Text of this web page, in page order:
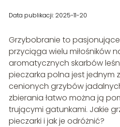
Data publikacji: 2025-11-20
Grzybobranie to
przyciąga wielu miłośników
aromatycznych skarbów
pieczarka polna jest jednym
cenionych grzybów
zbierania łatwo można ją
trującymi gatunkami. Jakie
pieczarki i jak je odróżnić?